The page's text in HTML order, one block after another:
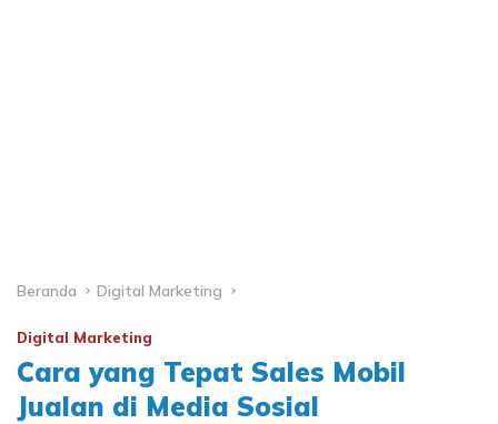
Beranda Digital Marketing
Digital Marketing
Cara yang Tepat Sales Mobil
Jualan di Media Sosial